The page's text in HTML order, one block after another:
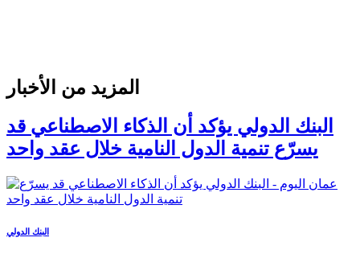
المزيد من الأخبار
البنك الدولي يؤكد أن الذكاء الاصطناعي قد
يسرّع تنمية الدول النامية خلال عقد واحد
البنك الدولي